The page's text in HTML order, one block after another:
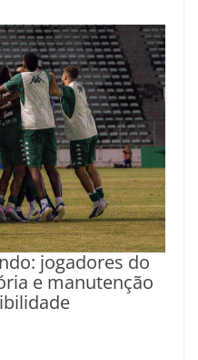
jogadores do
e manutenção